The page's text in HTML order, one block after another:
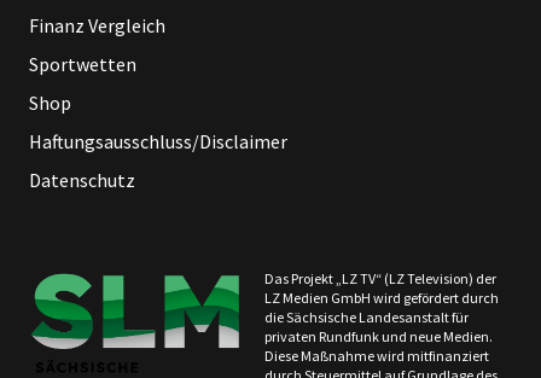
Finanz Vergleich
Sportwetten
Shop
Haftungsausschluss/Disclaimer
Datenschutz
Das Projekt „LZ TV“ (LZ Television) der
LZ Medien GmbH wird gefördert durch
die Sächsische Landesanstalt für
privaten Rundfunk und neue Medien.
Diese Maßnahme wird mitfinanziert